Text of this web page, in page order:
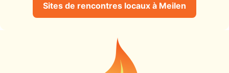
Sites de rencontres locaux à Meilen